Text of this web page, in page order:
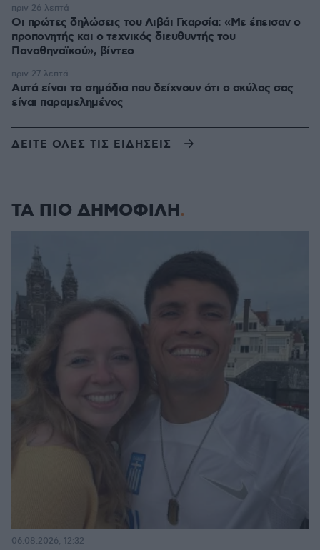
Οι πρώτες δηλώσεις του Λιβάι Γκαρσία: «Με έπεισαν ο
προπονητής και ο τεχνικός διευθυντής του
Παναθηναϊκού», βίντεο
πριν 26 λεπτά
Αυτά είναι τα σημάδια που δείχνουν ότι ο σκύλος σας
είναι παραμελημένος
πριν 27 λεπτά
ΔΕΙΤΕ ΟΛΕΣ ΤΙΣ ΕΙΔΗΣΕΙΣ
ΤΑ ΠΙΟ ΔΗΜΟΦΙΛΗ
06.08.2026, 12:32